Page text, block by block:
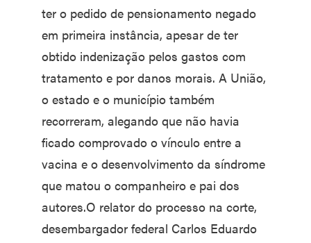
ter o pedido de pensionamento negado
em primeira instância, apesar de ter
obtido indenização pelos gastos com
tratamento e por danos morais. A União,
o estado e o município também
recorreram, alegando que não havia
ficado comprovado o vínculo entre a
vacina e o desenvolvimento da síndrome
que matou o companheiro e pai dos
autores.O relator do processo na corte,
desembargador federal Carlos Eduardo